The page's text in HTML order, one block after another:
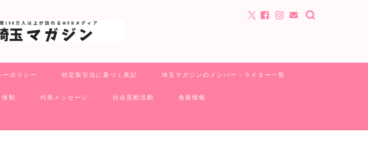
ーポリシー 特定取引法に基づく表記 埼玉マガジンのメンバー・ライター一覧
制 代表メッセージ 社会貢献活動 免責情報